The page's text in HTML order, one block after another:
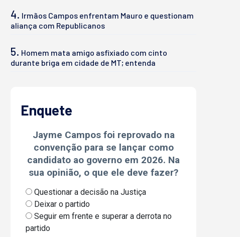
4. Irmãos Campos enfrentam Mauro e questionam
aliança com Republicanos
5. Homem mata amigo asfixiado com cinto
durante briga em cidade de MT; entenda
Enquete
Jayme Campos foi reprovado na
convenção para se lançar como
candidato ao governo em 2026. Na
sua opinião, o que ele deve fazer?
Questionar a decisão na Justiça
Deixar o partido
Seguir em frente e superar a derrota no
partido